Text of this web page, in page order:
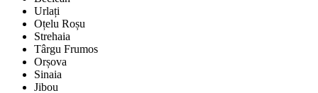
Urlați
Oțelu Roșu
Strehaia
Târgu Frumos
Orșova
Sinaia
Jibou